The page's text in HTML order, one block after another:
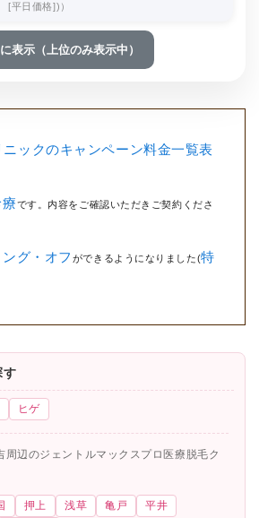
[平日価格])）
表示（上位のみ表示中）
ックのキャンペーン料金一覧表
です。内容をご確認いただきご契約くださ
グ・オフ ができるようになりました(特
す
ヒゲ
周辺のジェントルマックスプロ医療脱毛ク
押上 浅草 亀戸
平井